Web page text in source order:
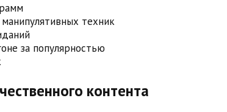
техник
за популярностью
контента